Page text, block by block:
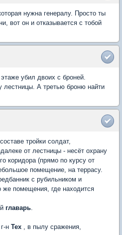
нужна генералу. Просто ты
вот он и отказывается с тобой
убил двоих с броней.
лестницы. А третью броню найти
тройки солдат,
от лестницы - несёт охрану
коридора (прямо по курсу от
помещение, на террасу.
с рубильником и
же помещения, где находится
главарь.
н Tex , в пылу сражения,